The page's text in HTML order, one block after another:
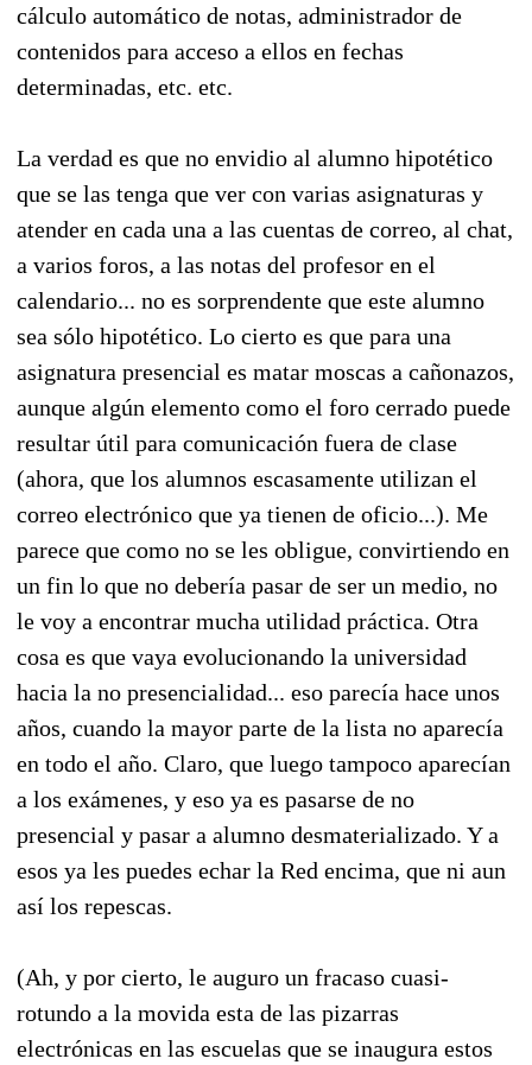
cálculo automático de notas, administrador de
contenidos para acceso a ellos en fechas
determinadas, etc. etc.
La verdad es que no envidio al alumno hipotético
que se las tenga que ver con varias asignaturas y
atender en cada una a las cuentas de correo, al chat,
a varios foros, a las notas del profesor en el
calendario... no es sorprendente que este alumno
sea sólo hipotético. Lo cierto es que para una
asignatura presencial es matar moscas a cañonazos,
aunque algún elemento como el foro cerrado puede
resultar útil para comunicación fuera de clase
(ahora, que los alumnos escasamente utilizan el
correo electrónico que ya tienen de oficio...). Me
parece que como no se les obligue, convirtiendo en
un fin lo que no debería pasar de ser un medio, no
le voy a encontrar mucha utilidad práctica. Otra
cosa es que vaya evolucionando la universidad
hacia la no presencialidad... eso parecía hace unos
años, cuando la mayor parte de la lista no aparecía
en todo el año. Claro, que luego tampoco aparecían
a los exámenes, y eso ya es pasarse de no
presencial y pasar a alumno desmaterializado. Y a
esos ya les puedes echar la Red encima, que ni aun
así los repescas.
(Ah, y por cierto, le auguro un fracaso cuasi-
rotundo a la movida esta de las pizarras
electrónicas en las escuelas que se inaugura estos